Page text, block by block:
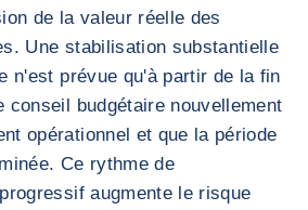
de la valeur réelle des
Une stabilisation substantielle
n'est prévue qu'à partir de la fin
conseil budgétaire nouvellement
opérationnel et que la période
Ce rythme de
augmente le risque